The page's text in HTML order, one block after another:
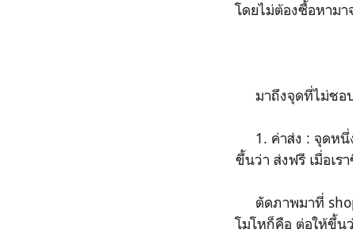
โดยไม่ต้องซื้อหาม
มาถึงจุดที่ไม่ชอบ
1. ค่าส่ง : จุดหนึ่ง
ขึ้นว่า ส่งฟรี เมื่อเร
ตัดภาพมาที่
โมโหก็คือ ต่อให้ขึ้น